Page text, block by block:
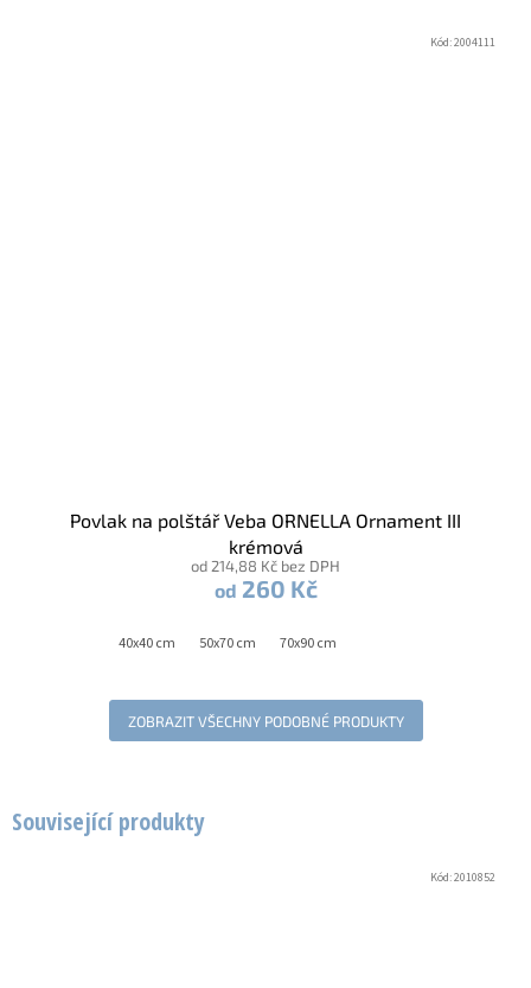
Související produkty
Kód:2010852
Povlak na polštář Veba ORNELLA Ornament III
krémová
od 214,88 Kč bez DPH
od 260 Kč
40x40 cm 50x70 cm 70x90 cm
Kód:2004111
ZOBRAZIT VŠECHNY PODOBNÉ PRODUKTY